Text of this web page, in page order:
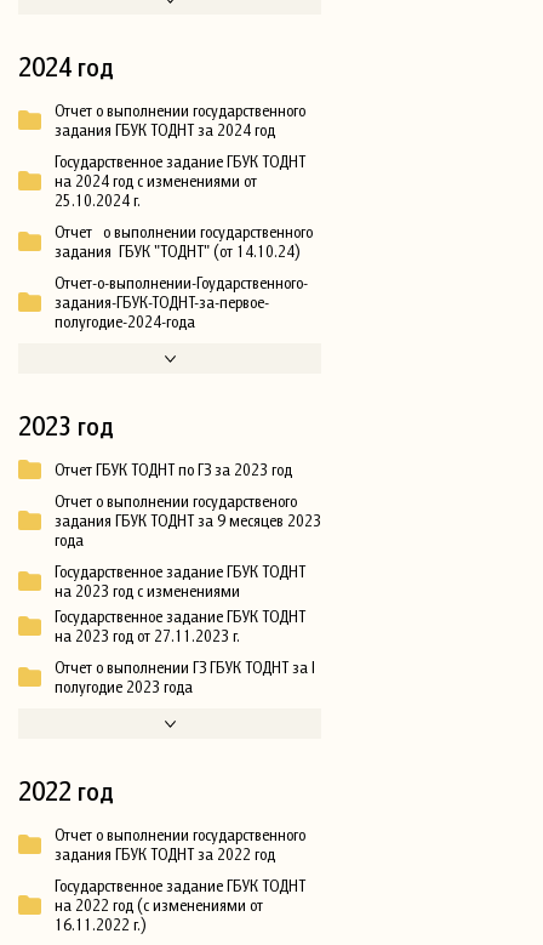
2024 год
Отчет о выполнении государственного
задания ГБУК ТОДНТ за 2024 год
Государственное задание ГБУК ТОДНТ
на 2024 год с изменениями от
25.10.2024 г.
Отчет о выполнении государственного
задания ГБУК "ТОДНТ" (от 14.10.24)
Отчет-о-выполнении-Гоударственного-
задания-ГБУК-ТОДНТ-за-первое-
полугодие-2024-года
2023 год
Отчет ГБУК ТОДНТ по ГЗ за 2023 год
Отчет о выполнении государственого
задания ГБУК ТОДНТ за 9 месяцев 2023
года
Государственное задание ГБУК ТОДНТ
на 2023 год с изменениями
Государственное задание ГБУК ТОДНТ
на 2023 год от 27.11.2023 г.
Отчет о выполнении ГЗ ГБУК ТОДНТ за I
полугодие 2023 года
2022 год
Отчет о выполнении государственного
задания ГБУК ТОДНТ за 2022 год
Государственное задание ГБУК ТОДНТ
на 2022 год (с изменениями от
16.11.2022 г.)